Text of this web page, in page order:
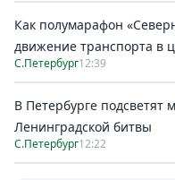
Как полумарафон
движение транспорта в
С.Петербург12:39
В Петербурге подсветят
Ленинградской битвы
С.Петербург12:22